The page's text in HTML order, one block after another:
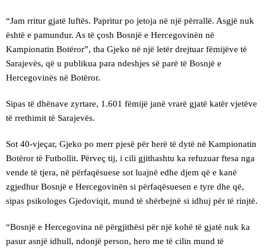
“Jam rritur gjatë luftës. Papritur po jetoja në një përrallë. Asgjë nuk
është e pamundur. As të çosh Bosnjë e Hercegovinën në
Kampionatin Botëror”, tha Gjeko në një letër drejtuar fëmijëve të
Sarajevës, që u publikua para ndeshjes së parë të Bosnjë e
Hercegovinës në Botëror.
Sipas të dhënave zyrtare, 1.601 fëmijë janë vrarë gjatë katër vjetëve
të rrethimit të Sarajevës.
Sot 40-vjeçar, Gjeko po merr pjesë për herë të dytë në Kampionatin
Botëror të Futbollit. Përveç tij, i cili gjithashtu ka refuzuar ftesa nga
vende të tjera, në përfaqësuese sot luajnë edhe djem që e kanë
zgjedhur Bosnjë e Hercegovinën si përfaqësuesen e tyre dhe që,
sipas psikologes Gjedoviqit, mund të shërbejnë si idhuj për të rinjtë.
“Bosnjë e Hercegovina në përgjithësi për një kohë të gjatë nuk ka
pasur asnjë idhull, ndonjë person, hero me të cilin mund të